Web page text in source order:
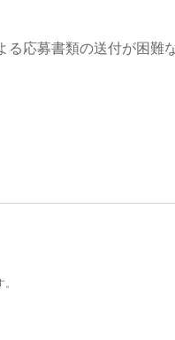
る応募書類の送付が困難